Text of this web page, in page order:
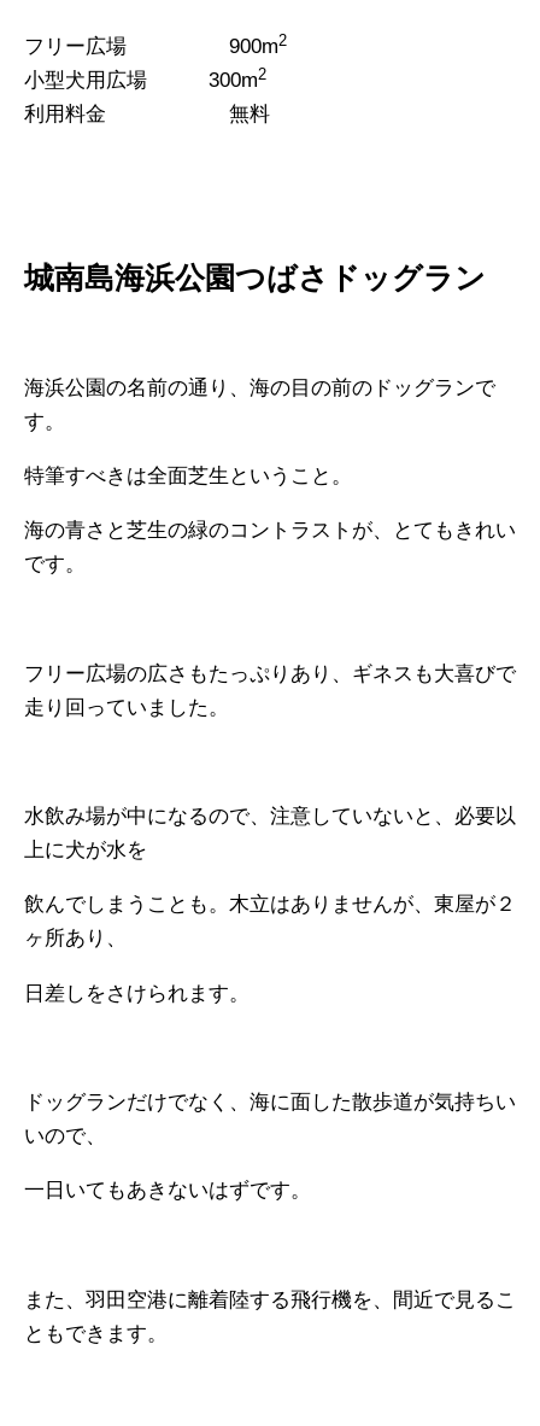
フリー広場 900m2
小型犬用広場 300m2
利用料金 無料
城南島海浜公園つばさドッグラン
海浜公園の名前の通り、海の目の前のドッグランで
す。
特筆すべきは全面芝生ということ。
海の青さと芝生の緑のコントラストが、とてもきれい
です。
フリー広場の広さもたっぷりあり、ギネスも大喜びで
走り回っていました。
水飲み場が中になるので、注意していないと、必要以
上に犬が水を
飲んでしまうことも。木立はありませんが、東屋が２
ヶ所あり、
日差しをさけられます。
ドッグランだけでなく、海に面した散歩道が気持ちい
いので、
一日いてもあきないはずです。
また、羽田空港に離着陸する飛行機を、間近で見るこ
ともできます。